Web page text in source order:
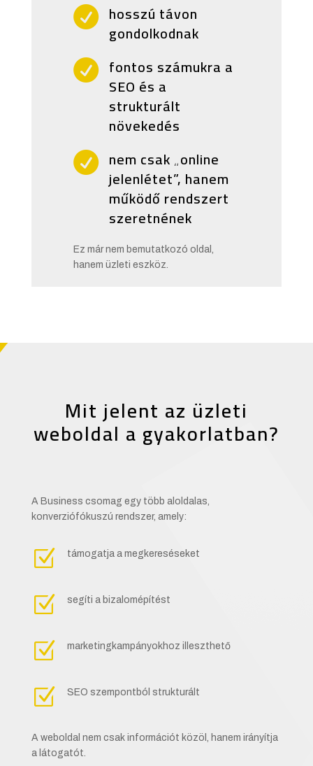
 hosszú távon
gondolkodnak
 fontos számukra a
SEO és a
strukturált
növekedés
 nem csak „online
jelenlétet”, hanem
működő rendszert
szeretnének
Ez már nem bemutatkozó oldal,
hanem üzleti eszköz.
Mit jelent az üzleti
weboldal a gyakorlatban?
A Business csomag egy több aloldalas,
konverziófókuszú rendszer, amely:
Z támogatja a megkereséseket
Z segíti a bizalomépítést
Z marketingkampányokhoz illeszthető
Z SEO szempontból strukturált
A weboldal nem csak információt közöl, hanem irányítja
a látogatót.